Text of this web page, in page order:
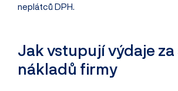
neplátců DPH.
Jak vstupují výdaje
nákladů firmy